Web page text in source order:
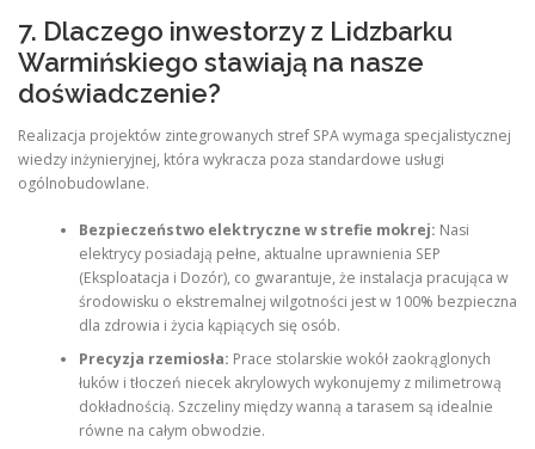
7. Dlaczego inwestorzy z Lidzbarku
Warmińskiego stawiają na nasze
doświadczenie?
Realizacja projektów zintegrowanych stref SPA wymaga specjalistycznej
wiedzy inżynieryjnej, która wykracza poza standardowe usługi
ogólnobudowlane.
Bezpieczeństwo elektryczne w strefie mokrej: Nasi
elektrycy posiadają pełne, aktualne uprawnienia SEP
(Eksploatacja i Dozór), co gwarantuje, że instalacja pracująca w
środowisku o ekstremalnej wilgotności jest w 100% bezpieczna
dla zdrowia i życia kąpiących się osób.
Precyzja rzemiosła: Prace stolarskie wokół zaokrąglonych
łuków i tłoczeń niecek akrylowych wykonujemy z milimetrową
dokładnością. Szczeliny między wanną a tarasem są idealnie
równe na całym obwodzie.